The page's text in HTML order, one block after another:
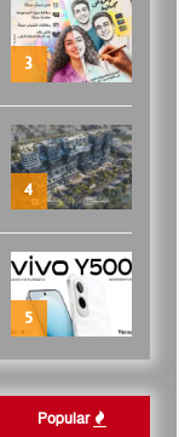
3
4
5
Popular